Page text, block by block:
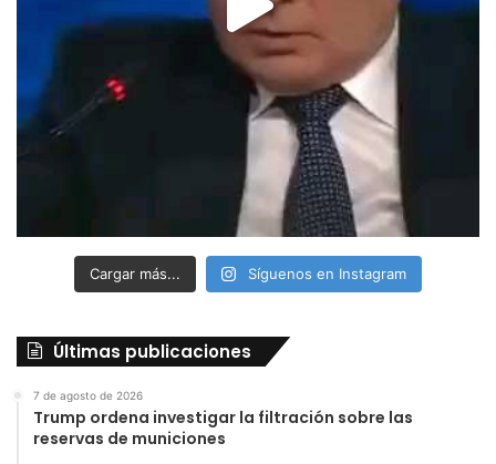
Cargar más... Síguenos en Instagram
Últimas publicaciones
7 de agosto de 2026
Trump ordena investigar la filtración sobre las
reservas de municiones